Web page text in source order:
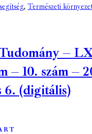
, Természeti
–
– 10. szám –
6. (digitális)